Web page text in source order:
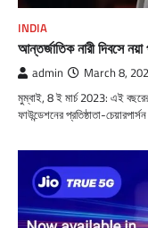
INDIA
আন্তর্জাতিক নারী দিবসে
admin March 8,
মুম্বাই, 8 ই মার্চ 2023: এই বছরের
ফাউন্ডেশনের প্রতিষ্ঠাতা-